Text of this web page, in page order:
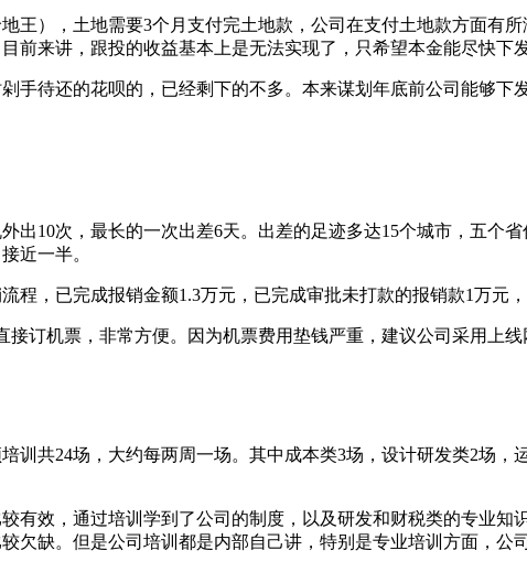
王），土地需要3个月支付完土地款，公司在支付土地款方面有
前来讲，跟投的收益基本上是无法实现了，只希望本金能尽快下发
手待还的花呗的，已经剩下的不多。本来谋划年底前公司能够
出10次，最长的一次出差6天。出差的足迹多达15个城市，五个
近一半。
程，已完成报销金额1.3万元，已完成审批未打款的报销款1万元
订机票，非常方便。因为机票费用垫钱严重，建议公司采用上
训共24场，大约每两周一场。其中成本类3场，设计研发类2场
有效，通过培训学到了公司的制度，以及研发和财税类的专业
欠缺。但是公司培训都是内部自己讲，特别是专业培训方面，公